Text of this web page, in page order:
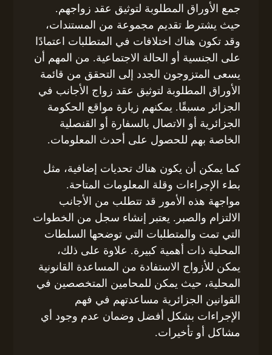
جمع الأوراق المطلوبة لتوثيق عقد زواجهم.
حيث يشترط تقديم مجموعة من المستندات،
وقد تكون هناك اختلافات في المتطلبات اعتمادًا
على الجنسية أو الحالة الاجتماعية. من المهم أن
يسعى المتزوجون الجدد إلى التحقق من قائمة
الأوراق المطلوبة لتوثيق عقد زواج الأجانب في
الجزائر مسبقًا. يمكنهم زيارة مواقع الحكومة
الجزائرية أو الاتصال بالسفارة أو القنصلية
الخاصة بهم للحصول على أحدث المعلومات.
كما يمكن أن يكون هناك تحديات إضافية، مثل
بطء الإجراءات وقلة المعلومات المتاحة.
مواجهة هذه الأمور قد تتطلب من الأجانب
الالتزام والصبر. يعتبر إنشاء سجل من الخطوات
التي تمت والمتطلبات التي توضحها السلطات
المحلية ذات أهمية كبيرة. علاوة على ذلك،
يمكن للأزواج الاستفادة من المساعدة القانونية
المحلية، حيث يمكن للمحامين المتخصصين في
القوانين الجزائرية مساعدتهم في فهم
الإجراءات بشكل أفضل وضمان عدم وجود أي
مشاكل أو تأخيرات.